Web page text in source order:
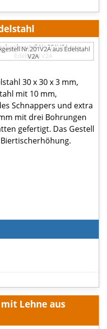
Nr.201V2A aus Edelstahl
V2A
30 x 30 x 3 mm,
mit 10 mm,
Schnappers und extra
mit drei Bohrungen
gefertigt. Das Gestell
Lehne aus